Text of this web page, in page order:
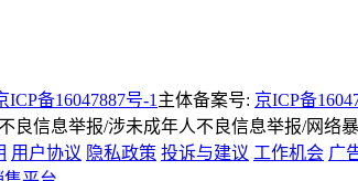
ICP备16047887号-1 主体备案号: 京ICP备
良信息举报/涉未成年人不良信息举报/网络
用户协议 隐私政策 投诉与建议 工作机会 广